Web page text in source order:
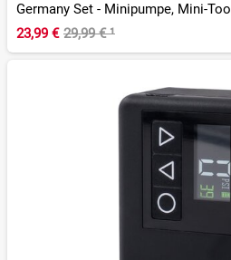
Germany Set - Minipumpe, Mini-
23,99 € 29,99 €¹